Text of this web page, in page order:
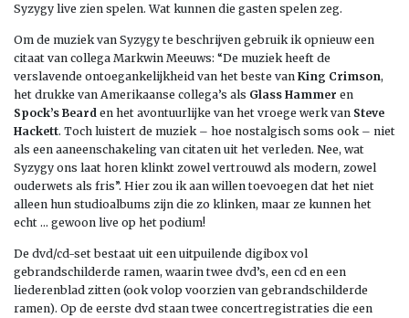
Syzygy live zien spelen. Wat kunnen die gasten spelen zeg.
Om de muziek van Syzygy te beschrijven gebruik ik opnieuw een
citaat van collega Markwin Meeuws: “De muziek heeft de
verslavende ontoegankelijkheid van het beste van King Crimson,
het drukke van Amerikaanse collega’s als Glass Hammer en
Spock’s Beard en het avontuurlijke van het vroege werk van Steve
Hackett. Toch luistert de muziek – hoe nostalgisch soms ook – niet
als een aaneenschakeling van citaten uit het verleden. Nee, wat
Syzygy ons laat horen klinkt zowel vertrouwd als modern, zowel
ouderwets als fris”. Hier zou ik aan willen toevoegen dat het niet
alleen hun studioalbums zijn die zo klinken, maar ze kunnen het
echt … gewoon live op het podium!
De dvd/cd-set bestaat uit een uitpuilende digibox vol
gebrandschilderde ramen, waarin twee dvd’s, een cd en een
liederenblad zitten (ook volop voorzien van gebrandschilderde
ramen). Op de eerste dvd staan twee concertregistraties die een